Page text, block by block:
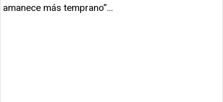
amanece más temprano”...